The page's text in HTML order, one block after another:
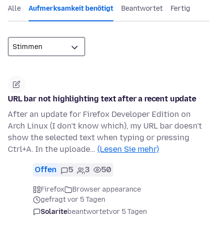
Alle Aufmerksamkeit benötigt Beantwortet Fertig
URL bar not highlighting text after a recent update
After an update for Firefox Developer Edition on
Arch Linux (I don't know which), my URL bar doesn't
show the selected text when typing or pressing
Ctrl+A. In the uploade… (Lesen Sie mehr)
Offen 5 3 50
Firefox
Browser appearance
gefragt vor 5 Tagen
Solaritebeantwortetvor 5 Tagen